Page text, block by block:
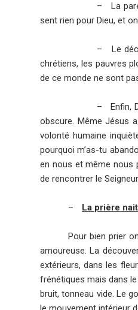
–La
sent rien pour Dieu, et
– Le
chrétiens, les pauvres
de ce monde ne sont
– Enfin,
obscure. Même Jésus
volonté humaine
pourquoi m’as-tu
en nous et même nous
de rencontrer le
– La prière
Pour bien prier
amoureuse. La
extérieurs, dans les
frénétiques mais dans
bruit, tonneau vide. Le